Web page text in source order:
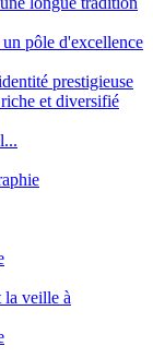
pôle d'excellence
prestigieuse
et diversifié
la veille à